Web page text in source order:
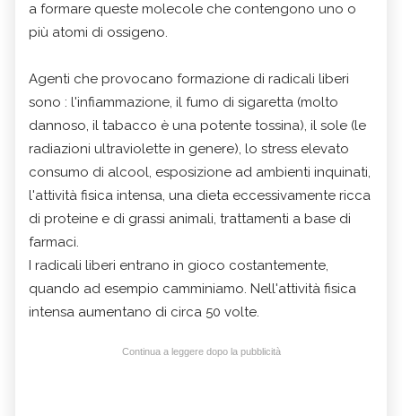
a formare queste molecole che contengono uno o
più atomi di ossigeno.
Agenti che provocano formazione di radicali liberi
sono : l'infiammazione, il fumo di sigaretta (molto
dannoso, il tabacco è una potente tossina), il sole (le
radiazioni ultraviolette in genere), lo stress elevato
consumo di alcool, esposizione ad ambienti inquinati,
l'attività fisica intensa, una dieta eccessivamente ricca
di proteine e di grassi animali, trattamenti a base di
farmaci.
I radicali liberi entrano in gioco costantemente,
quando ad esempio camminiamo. Nell'attività fisica
intensa aumentano di circa 50 volte.
Continua a leggere dopo la pubblicità